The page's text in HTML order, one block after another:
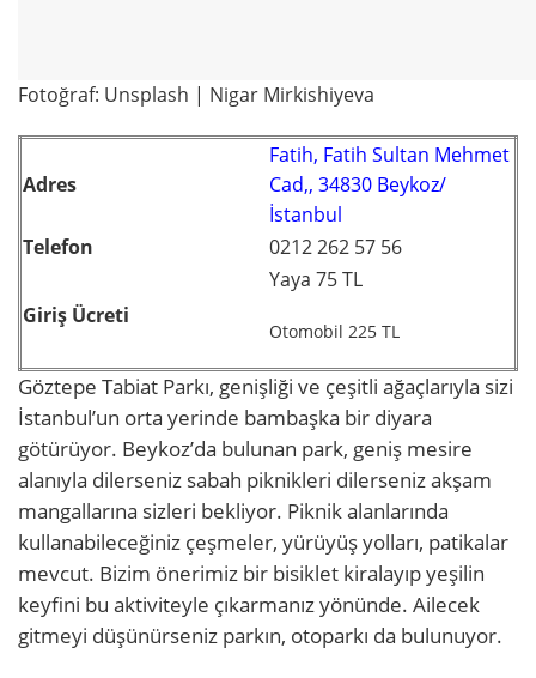
Fotoğraf: Unsplash | Nigar Mirkishiyeva
Adres
Fatih, Fatih Sultan Mehmet
Cad,, 34830 Beykoz/
İstanbul
Telefon
0212 262 57 56
Giriş Ücreti
Yaya 75 TL
Otomobil 225 TL
Göztepe Tabiat Parkı, genişliği ve çeşitli ağaçlarıyla sizi
İstanbul’un orta yerinde bambaşka bir diyara
götürüyor. Beykoz’da bulunan park, geniş mesire
alanıyla dilerseniz sabah piknikleri dilerseniz akşam
mangallarına sizleri bekliyor. Piknik alanlarında
kullanabileceğiniz çeşmeler, yürüyüş yolları, patikalar
mevcut. Bizim önerimiz bir bisiklet kiralayıp yeşilin
keyfini bu aktiviteyle çıkarmanız yönünde. Ailecek
gitmeyi düşünürseniz parkın, otoparkı da bulunuyor.